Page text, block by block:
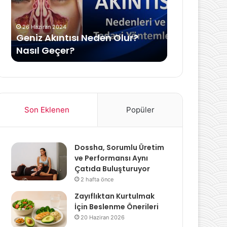
Geçer?
26 Haziran 2024
Geniz Akıntısı Neden Olur?
Nasıl Geçer?
30 Nisan 2023
Bartholin
Son Eklenen Popüler
Dossha, Sorumlu Üretim
ve Performansı Aynı
Çatıda Buluşturuyor
2 hafta önce
Zayıflıktan Kurtulmak
İçin Beslenme Önerileri
20 Haziran 2026